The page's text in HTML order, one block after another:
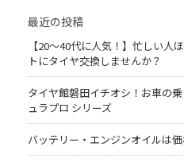
最近の投稿
【20〜40代に人気！】忙しい人
トにタイヤ交換しませんか？
タイヤ館磐田イチオシ！お車の
ュラプロ シリーズ
バッテリー・エンジンオイルは